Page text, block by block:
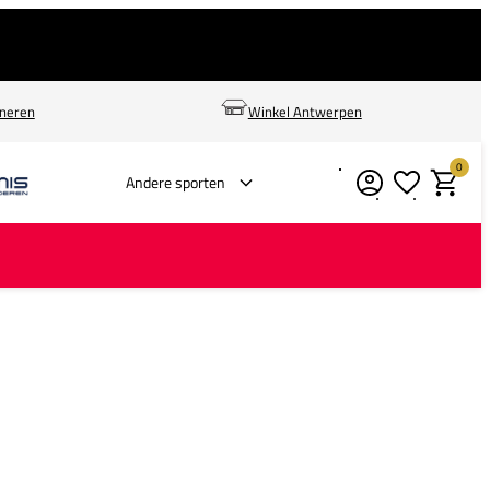
Winkel Antwerpen
Andere sporten Verlanglijstje
0